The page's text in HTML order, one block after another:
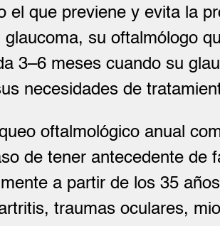
que previene y evita la
su oftalmólogo
3–6 meses cuando su
necesidades de
oftalmológico anual
de tener antecedente de
a partir de los 35
traumas oculares,